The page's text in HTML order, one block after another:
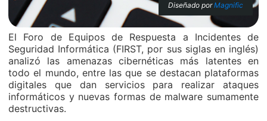
Diseñado porMagnific
El Foro de Equipos de Respuesta a Incidentes de
Seguridad Informática (FIRST, por sus siglas en inglés)
analizó las amenazas cibernéticas más latentes en
todo el mundo, entre las que se destacan plataformas
digitales que dan servicios para realizar ataques
informáticos y nuevas formas de malware sumamente
destructivas.